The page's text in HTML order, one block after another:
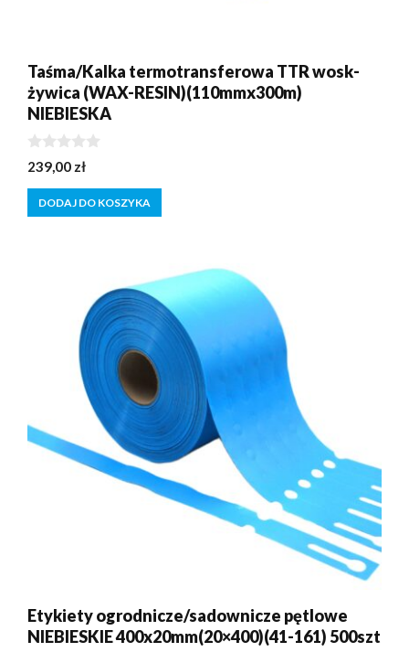
Taśma/Kalka termotransferowa TTR wosk-
żywica (WAX-RESIN)(110mmx300m)
NIEBIESKA
0
z
5
239,00 zł
DODAJ DO KOSZYKA
Etykiety ogrodnicze/sadownicze pętlowe
NIEBIESKIE 400x20mm(20×400)(41-161) 500szt